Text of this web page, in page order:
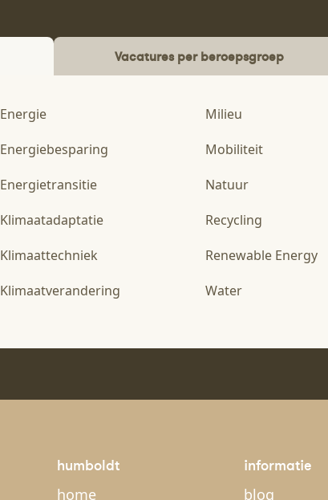
Vacatures per beroepsgroep
Energie
Energiebesparing
Energietransitie
Klimaatadaptatie
Klimaattechniek
Klimaatverandering
Milieu
Mobiliteit
Natuur
Recycling
Renewable Energy
Water
humboldt
home
informatie
blog